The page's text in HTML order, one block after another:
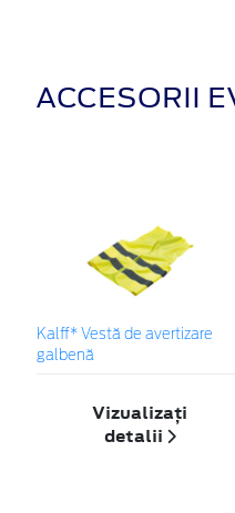
ACCESORII
Kalff* Vestă de avertizare
galbenă
Vizualizați
detalii